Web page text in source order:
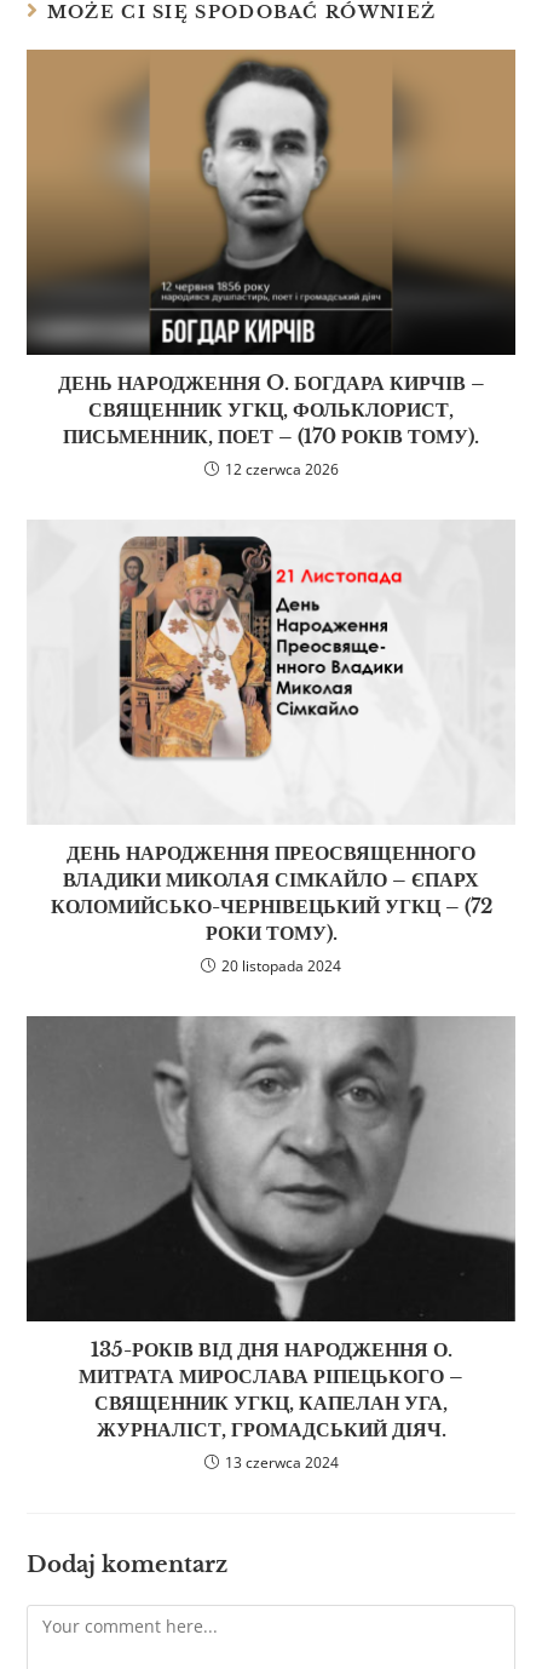
MOŻE CI SIĘ SPODOBAĆ RÓWNIEŻ
ДЕНЬ НАРОДЖЕННЯ O. БОГДАРА КИРЧІВ –
СВЯЩЕННИК УГКЦ, ФОЛЬКЛОРИСТ,
ПИСЬМЕННИК, ПОЕТ – (170 РОКІВ ТОМУ).
12 czerwca 2026
ДЕНЬ НАРОДЖЕННЯ ПРЕОСВЯЩЕННОГО
ВЛАДИКИ МИКОЛАЯ СІМКАЙЛО – ЄПАРХ
КОЛОМИЙСЬКО-ЧЕРНІВЕЦЬКИЙ УГКЦ – (72
РОКИ ТОМУ).
20 listopada 2024
135-РОКІВ ВІД ДНЯ НАРОДЖЕННЯ О.
МИТРАТА МИРОСЛАВА РІПЕЦЬКОГО –
СВЯЩЕННИК УГКЦ, КАПЕЛАН УГА,
ЖУРНАЛІСТ, ГРОМАДСЬКИЙ ДІЯЧ.
13 czerwca 2024
Dodaj komentarz